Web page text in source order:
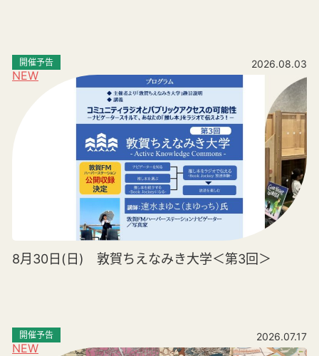
NEW
開催予告 2026.08.03
8月30日(日) 敦賀ちえなみき大学＜第3回＞
NEW
開催予告 2026.07.17